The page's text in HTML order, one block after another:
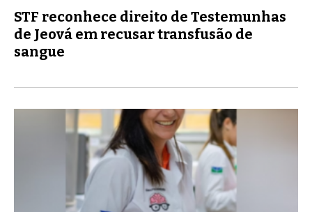
STF reconhece direito de Testemunhas
de Jeová em recusar transfusão de
sangue